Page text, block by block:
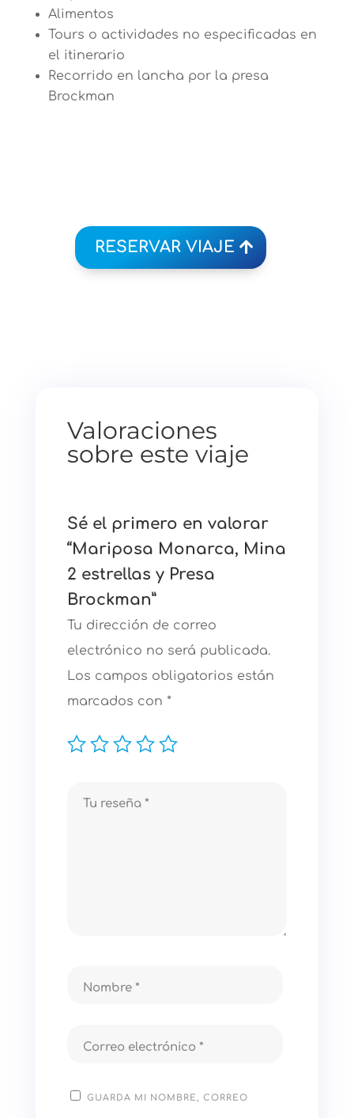
Alimentos
Tours o actividades no especificadas en
el itinerario
Recorrido en lancha por la presa
Brockman
RESERVAR VIAJE
Valoraciones
sobre este viaje
Sé el primero en valorar
“Mariposa Monarca, Mina
2 estrellas y Presa
Brockman”
Tu dirección de correo
electrónico no será publicada.
Los campos obligatorios están
marcados con *
GUARDA MI NOMBRE, CORREO